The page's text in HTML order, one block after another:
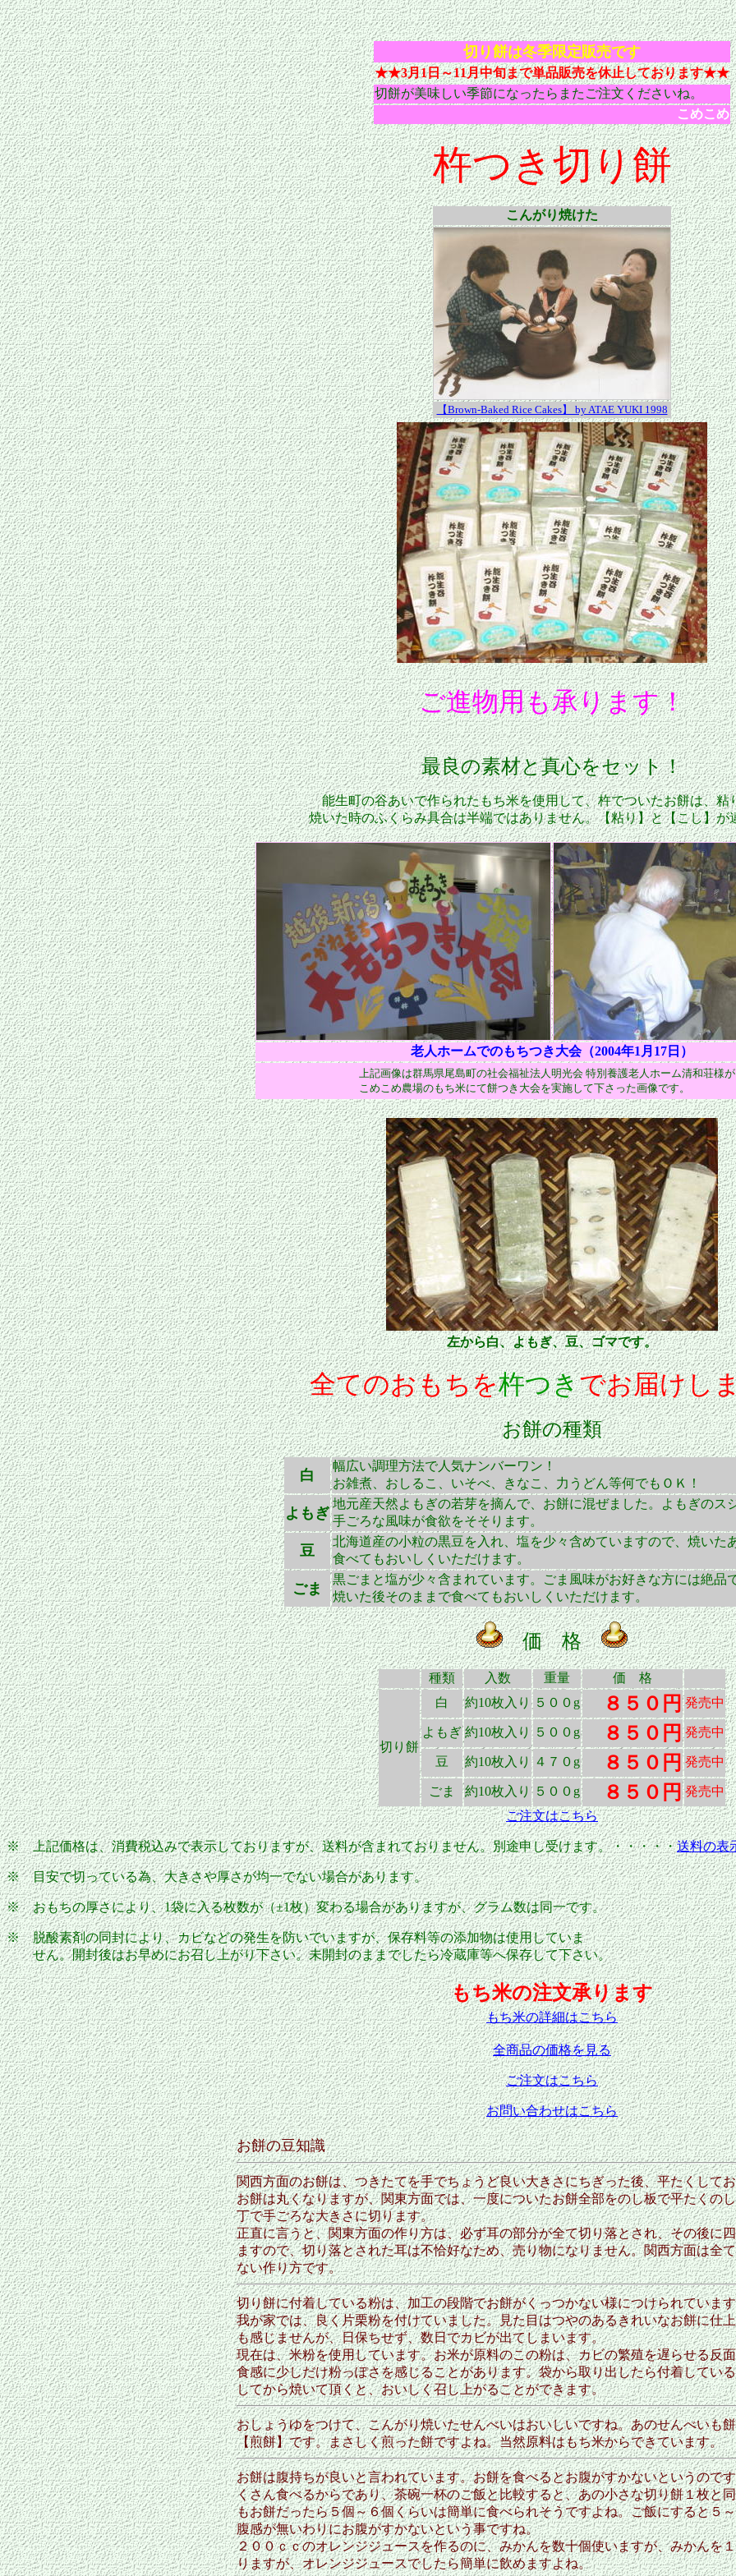
切り餅は冬季限定販売です
★★3月1日～11月中旬まで単品販売を休止しております★★
切餅が美味しい季節になったらまたご注文くださいね。
こめこめ
杵つき切り餅
こんがり焼けた
【Brown-Baked Rice Cakes】 by ATAE YUKI 1998
ご進物用も承ります！
最良の素材と真心をセット！
能生町の谷あいで作られたもち米を使用して、杵でついたお餅は、粘
焼いた時のふくらみ具合は半端ではありません。【粘り】と【こし】が
老人ホームでのもちつき大会（2004年1月17日）
上記画像は群馬県尾島町の社会福祉法人明光会 特別養護老人ホーム清和荘様
こめこめ農場のもち米にて餅つき大会を実施して下さった画像です。
左から白、よもぎ、豆、ゴマです。
全てのおもちを杵つきでお届けし
お餅の種類
白
幅広い調理方法で人気ナンバーワン！
お雑煮、おしるこ、いそべ、きなこ、力うどん等何でもＯＫ！
よもぎ
地元産天然よもぎの若芽を摘んで、お餅に混ぜました。よもぎのス
手ごろな風味が食欲をそそります。
豆
北海道産の小粒の黒豆を入れ、塩を少々含めていますので、焼いた
食べてもおいしくいただけます。
ごま
黒ごまと塩が少々含まれています。ごま風味がお好きな方には絶品
焼いた後そのままで食べてもおいしくいただけます。
価 格
種類 入数 重量 価 格
切り餅
白 約10枚入り ５００g ８５０円 発売中
よもぎ 約10枚入り ５００g ８５０円 発売中
豆 約10枚入り ４７０g ８５０円 発売中
ごま 約10枚入り ５００g ８５０円 発売中
ご注文はこちら
※ 上記価格は、消費税込みで表示しておりますが、送料が含まれておりません。別途申し受けます。・・・・・送料の表
※ 目安で切っている為、大きさや厚さが均一でない場合があります。
※ おもちの厚さにより、1袋に入る枚数が（±1枚）変わる場合がありますが、グラム数は同一です。
※ 脱酸素剤の同封により、カビなどの発生を防いでいますが、保存料等の添加物は使用していま
せん。開封後はお早めにお召し上がり下さい。未開封のままでしたら冷蔵庫等へ保存して下さい。
もち米の注文承ります
もち米の詳細はこちら
全商品の価格を見る
ご注文はこちら
お問い合わせはこちら
お餅の豆知識
関西方面のお餅は、つきたてを手でちょうど良い大きさにちぎった後、平たくして
お餅は丸くなりますが、関東方面では、一度についたお餅全部をのし板で平たくの
丁で手ごろな大きさに切ります。
正直に言うと、関東方面の作り方は、必ず耳の部分が全て切り落とされ、その後に
ますので、切り落とされた耳は不恰好なため、売り物になりません。関西方面は全
ない作り方です。
切り餅に付着している粉は、加工の段階でお餅がくっつかない様につけられていま
我が家では、良く片栗粉を付けていました。見た目はつやのあるきれいなお餅に仕
も感じませんが、日保ちせず、数日でカビが出てしまいます。
現在は、米粉を使用しています。お米が原料のこの粉は、カビの繁殖を遅らせる反
食感に少しだけ粉っぽさを感じることがあります。袋から取り出したら付着してい
してから焼いて頂くと、おいしく召し上がることができます。
おしょうゆをつけて、こんがり焼いたせんべいはおいしいですね。あのせんべいも
【煎餅】です。まさしく煎った餅ですよね。当然原料はもち米からできています。
お餅は腹持ちが良いと言われています。お餅を食べるとお腹がすかないというので
くさん食べるからであり、茶碗一杯のご飯と比較すると、あの小さな切り餅１枚と
もお餅だったら５個～６個くらいは簡単に食べられそうですよね。ご飯にすると５
腹感が無いわりにお腹がすかないという事ですね。
２００ｃｃのオレンジジュースを作るのに、みかんを数十個使いますが、みかんを
りますが、オレンジジュースでしたら簡単に飲めますよね。